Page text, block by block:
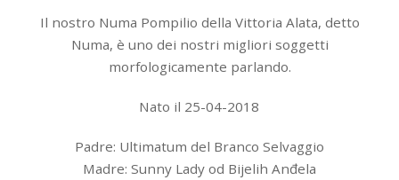
Il nostro Numa Pompilio della Vittoria Alata, detto
Numa, è uno dei nostri migliori soggetti
morfologicamente parlando.
Nato il 25-04-2018
Padre: Ultimatum del Branco Selvaggio
Madre: Sunny Lady od Bijelih Anđela